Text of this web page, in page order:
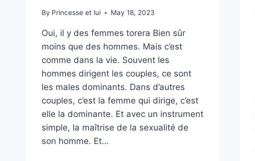
By Princesse et lui May 18, 2023
Oui, il y des femmes torera Bien sûr
moins que des hommes. Mais c’est
comme dans la vie. Souvent les
hommes dirigent les couples, ce sont
les males dominants. Dans d’autres
couples, c’est la femme qui dirige, c’est
elle la dominante. Et avec un instrument
simple, la maîtrise de la sexualité de
son homme. Et…